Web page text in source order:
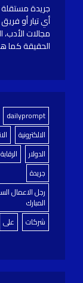
جريدة مستقلة
أي تيار أو
مجالات الأدب،
الحقيقة كما
dailyprompt
الالكترونية
الدولار
الرقابة
جريدة
رجل الاعمال
المبارك
شركات
على